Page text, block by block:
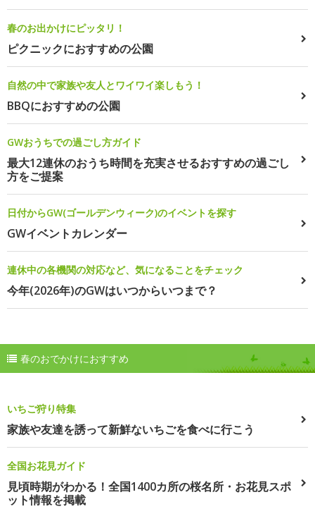
春のお出かけにピッタリ！
ピクニックにおすすめの公園
自然の中で家族や友人とワイワイ楽しもう！
BBQにおすすめの公園
GWおうちでの過ごし方ガイド
最大12連休のおうち時間を充実させるおすすめの過ごし
方をご提案
日付からGW(ゴールデンウィーク)のイベントを探す
GWイベントカレンダー
連休中の各機関の対応など、気になることをチェック
今年(2026年)のGWはいつからいつまで？
春のおでかけにおすすめ
いちご狩り特集
家族や友達を誘って新鮮ないちごを食べに行こう
全国お花見ガイド
見頃時期がわかる！全国1400カ所の桜名所・お花見スポ
ット情報を掲載